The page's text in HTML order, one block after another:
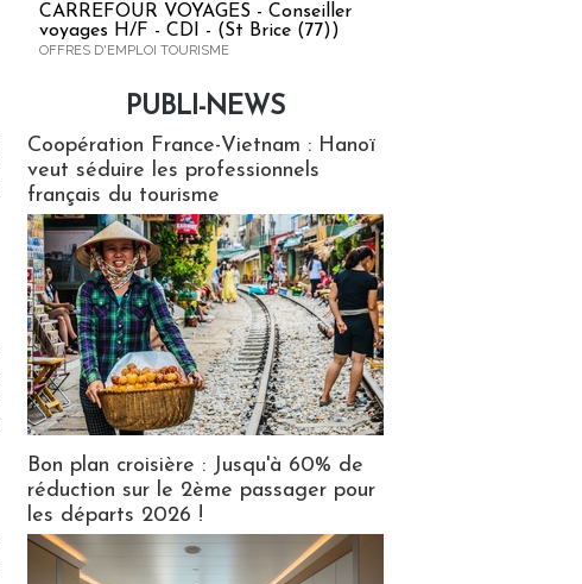
CARREFOUR VOYAGES - Conseiller
voyages H/F - CDI - (St Brice (77))
OFFRES D'EMPLOI TOURISME
PUBLI-NEWS
Coopération France-Vietnam : Hanoï
veut séduire les professionnels
français du tourisme
Bon plan croisière : Jusqu'à 60% de
réduction sur le 2ème passager pour
les départs 2026 !